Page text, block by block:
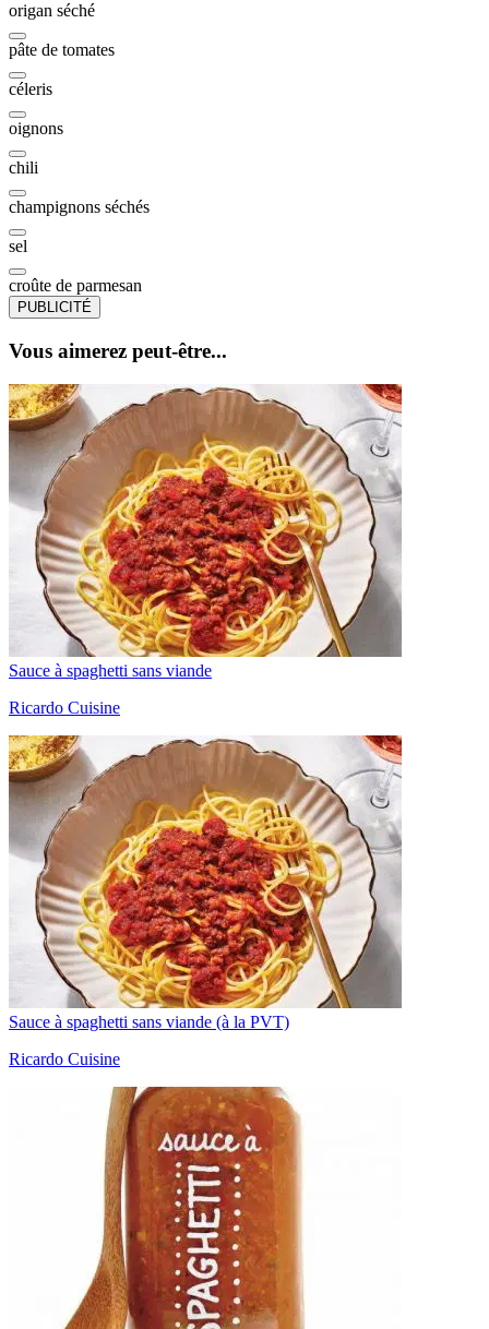
origan séché
pâte de tomates
céleris
oignons
chili
champignons séchés
sel
croûte de parmesan
PUBLICITÉ
Vous aimerez peut-être...
Sauce à spaghetti sans viande
Ricardo Cuisine
Sauce à spaghetti sans viande (à la PVT)
Ricardo Cuisine